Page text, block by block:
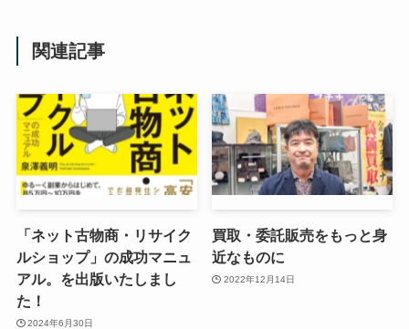
関連記事
「ネット古物商・リサイク
ルショップ」の成功マニュ
アル。を出版いたしまし
た！
2024年6月30日
買取・委託販売をもっと身
近なものに
2022年12月14日